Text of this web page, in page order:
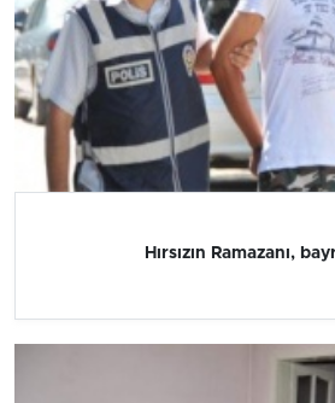
Hırsızın Ramazanı,